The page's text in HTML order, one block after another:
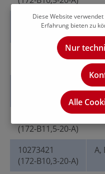
10188232
(172-B11-20-A)
A
A
(172-B11,8-20-A)
A
(172-B11,5-20-A)
10273421
(172-B10,3-20-A)
A,
Diese Website
Erfahrung bieten zu
Nur
Alle